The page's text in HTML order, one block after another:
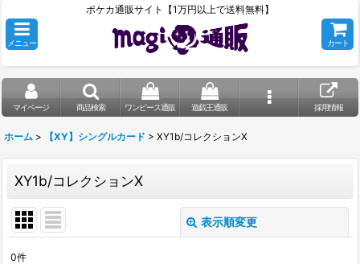
ポケカ通販サイト【1万円以上で送料無料】
メニュー カート
マイページ 商品検索 ワンピース通販 遊戯王通販 採用情報
ホーム > 【XY】シングルカード > XY1b/コレクションX
XY1b/コレクションX
表示順変更
0件